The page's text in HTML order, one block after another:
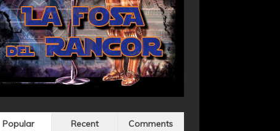
Popular Recent Comments